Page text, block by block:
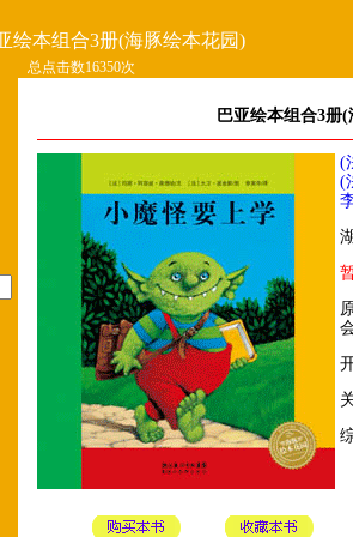
绘本组合3册(海豚绘本花园)
总点击数16350次
巴亚绘本组合3册
(
(